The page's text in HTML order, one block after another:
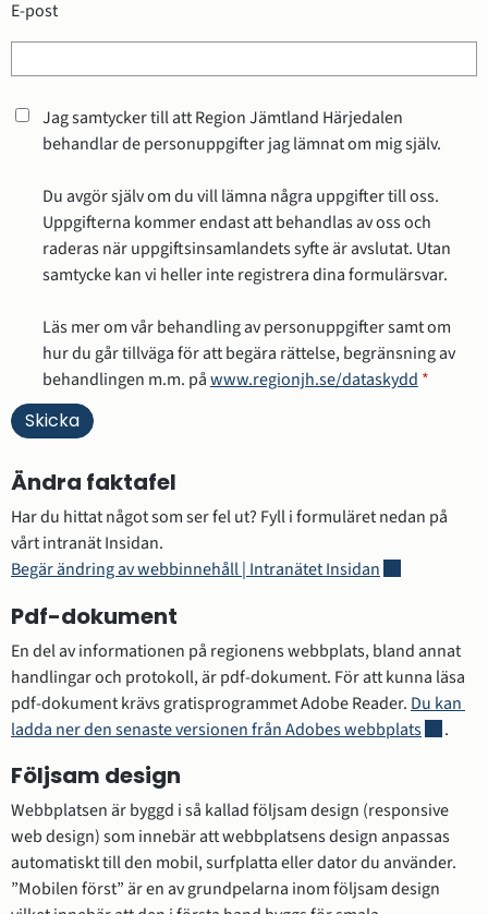
E-post
Jag samtycker till att Region Jämtland Härjedalen
behandlar de personuppgifter jag lämnat om mig själv.
Du avgör själv om du vill lämna några uppgifter till oss.
Uppgifterna kommer endast att behandlas av oss och
raderas när uppgiftsinsamlandets syfte är avslutat. Utan
samtycke kan vi heller inte registrera dina formulärsvar.
Läs mer om vår behandling av personuppgifter samt om
hur du går tillväga för att begära rättelse, begränsning av
behandlingen m.m. påwww.regionjh.se/dataskydd *
Ändra faktafel
Har du hittat något som ser fel ut? Fyll i formuläret nedan på
vårt intranät Insidan.
Begär ändring av webbinnehåll | Intranätet Insidan
Pdf-dokument
En del av informationen på regionens webbplats, bland annat
handlingar och protokoll, är pdf-dokument. För att kunna läsa
pdf-dokument krävs gratisprogrammet Adobe Reader. Du kan
ladda ner den senaste versionen från Adobes webbplatsLänk till
.
Följsam design
Webbplatsen är byggd i så kallad följsam design (responsive
web design) som innebär att webbplatsens design anpassas
automatiskt till den mobil, surfplatta eller dator du använder.
”Mobilen först” är en av grundpelarna inom följsam design